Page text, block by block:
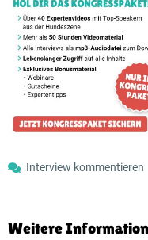
Interview kommentieren
Weitere